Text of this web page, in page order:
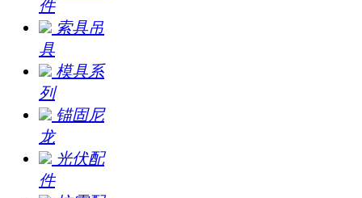
件
索具吊
具
模具系
列
锚固尼
龙
光伏配
件